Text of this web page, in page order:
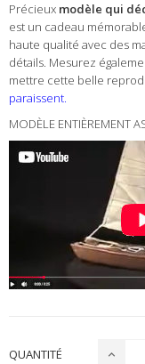
Précieux modèle qui
est un cadeau
haute qualité avec des
détails. Mesurez
mettre cette belle
paraissent.
MODÈLE ENTIÈREMENT
QUANTITÉ